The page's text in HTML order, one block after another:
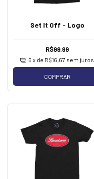
Set It Off - Logo
R$99,99
6 x de R$16,67 sem juros
COMPRAR